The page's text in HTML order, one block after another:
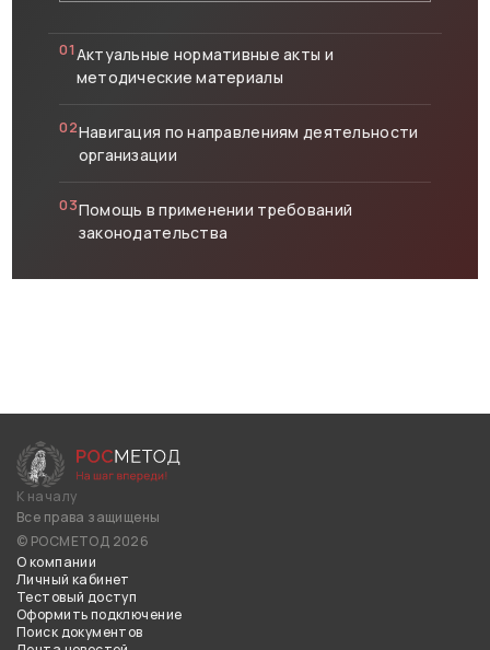
01Актуальные нормативные акты и
методические материалы
02Навигация по направлениям деятельности
организации
03Помощь в применении требований
законодательства
К началу
Все права защищены
© РОСМЕТОД 2026
О компании
Личный кабинет
Тестовый доступ
Оформить подключение
Поиск документов